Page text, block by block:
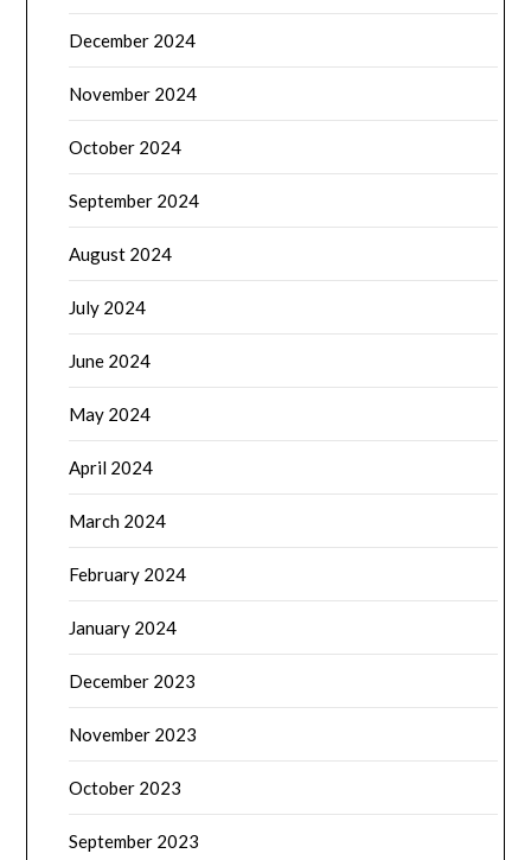
December 2024
November 2024
October 2024
September 2024
August 2024
July 2024
June 2024
May 2024
April 2024
March 2024
February 2024
January 2024
December 2023
November 2023
October 2023
September 2023